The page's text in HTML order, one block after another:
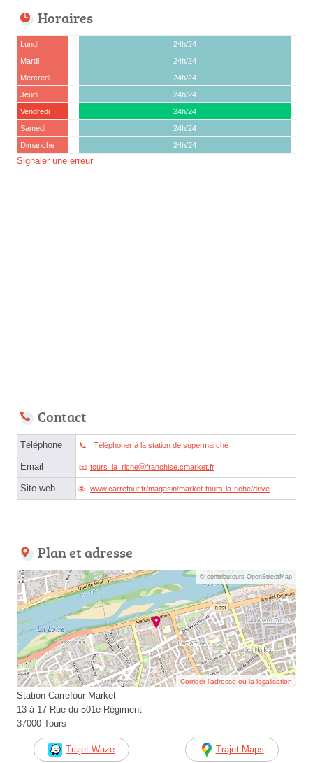
Horaires
Lundi
24h/24
Mardi
24h/24
Mercredi
24h/24
Jeudi
24h/24
Vendredi
24h/24
Samedi
24h/24
Dimanche
24h/24
Signaler une erreur
Contact
Téléphone Téléphoner à la station de supermarché
Email tours_la_richeⓐfranchise.cmarket.fr
Site web www.carrefour.fr/magasin/market-tours-la-riche/drive
Plan et adresse
© contributeurs OpenStreetMap
Corriger l’adresse ou la localisation
Station Carrefour Market
13 à 17 Rue du 501e Régiment
37000 Tours
Trajet Waze Trajet Maps